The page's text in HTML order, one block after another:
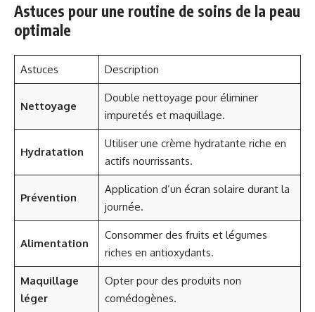
Astuces pour une routine de soins de la peau
optimale
Astuces Description
Nettoyage
Double nettoyage pour éliminer
impuretés et maquillage.
Hydratation
Utiliser une crème hydratante riche en
actifs nourrissants.
Prévention
Application d’un écran solaire durant la
journée.
Alimentation
Consommer des fruits et légumes
riches en antioxydants.
Maquillage
léger
Opter pour des produits non
comédogènes.